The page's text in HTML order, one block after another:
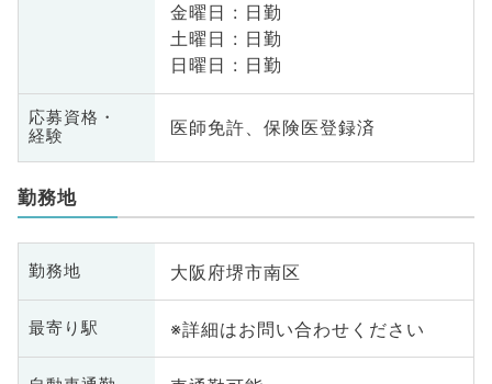
金曜日 : 日勤
土曜日 : 日勤
日曜日 : 日勤
応募資格・
経験
医師免許、保険医登録済
勤務地
勤務地 大阪府堺市南区
最寄り駅 ※詳細はお問い合わせください